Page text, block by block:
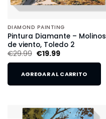
DIAMOND PAINTING
Pintura Diamante – Molinos
de viento, Toledo 2
€29.99 €19.99
AGREGAR AL CARRITO